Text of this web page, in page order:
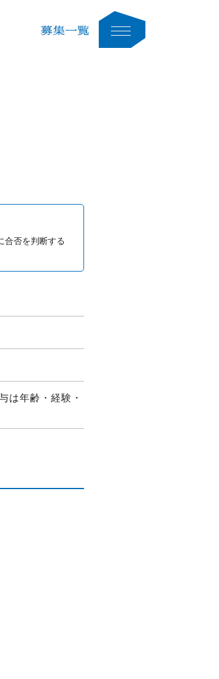
合否を判断する
は年齢・経験・